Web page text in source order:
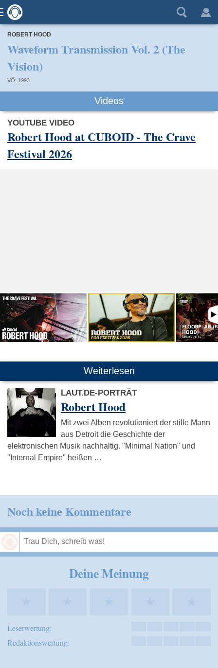
ROBERT HOOD
Waveform Transmission Vol. 2 (The
Vision)
VÖ: 1993
Videos
YOUTUBE VIDEO
Robert Hood at CUBOID - The Crave
Festival 2026
Weiterlesen
LAUT.DE-PORTRÄT
Robert Hood
Mit zwei Alben revolutioniert der stille Mann
aus Detroit die Geschichte der
elektronischen Musik nachhaltig. "Minimal Nation" und
"Internal Empire" heißen …
Noch keine Kommentare
Deine Meinung
Leserwertung:
Redaktionswertung: